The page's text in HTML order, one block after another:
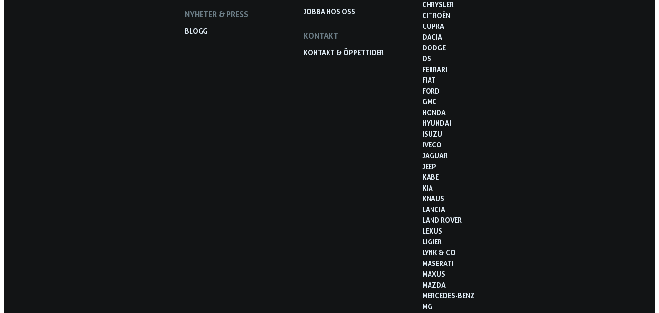
NYHETER & PRESS
BLOGG
JOBBA HOS OSS
KONTAKT
KONTAKT & ÖPPETTIDER
CHRYSLER
CITROËN
CUPRA
DACIA
DODGE
DS
FERRARI
FIAT
FORD
GMC
HONDA
HYUNDAI
ISUZU
IVECO
JAGUAR
JEEP
KABE
KIA
KNAUS
LANCIA
LAND ROVER
LEXUS
LIGIER
LYNK & CO
MASERATI
MAXUS
MAZDA
MERCEDES-BENZ
MG